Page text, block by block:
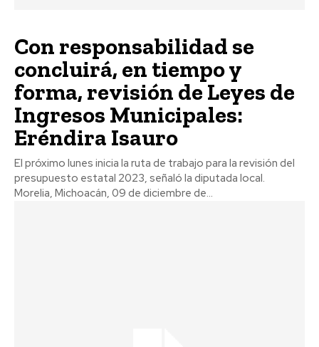
Con responsabilidad se
concluirá, en tiempo y
forma, revisión de Leyes de
Ingresos Municipales:
Eréndira Isauro
El próximo lunes inicia la ruta de trabajo para la revisión del
presupuesto estatal 2023, señaló la diputada local.
Morelia, Michoacán, 09 de diciembre de...